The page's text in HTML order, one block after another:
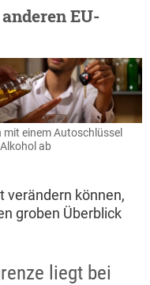
EU-
mit einem Autoschlüssel
ab
verändern können,
groben Überblick
liegt bei